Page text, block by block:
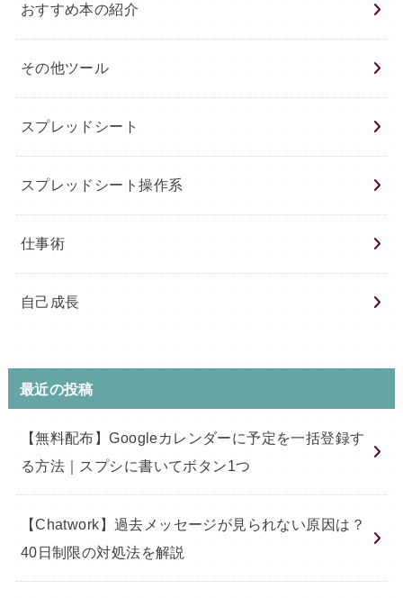
おすすめ本の紹介
その他ツール
スプレッドシート
スプレッドシート操作系
仕事術
自己成長
最近の投稿
【無料配布】Googleカレンダーに予定を一括登録す
る方法｜スプシに書いてボタン1つ
【Chatwork】過去メッセージが見られない原因は？
40日制限の対処法を解説